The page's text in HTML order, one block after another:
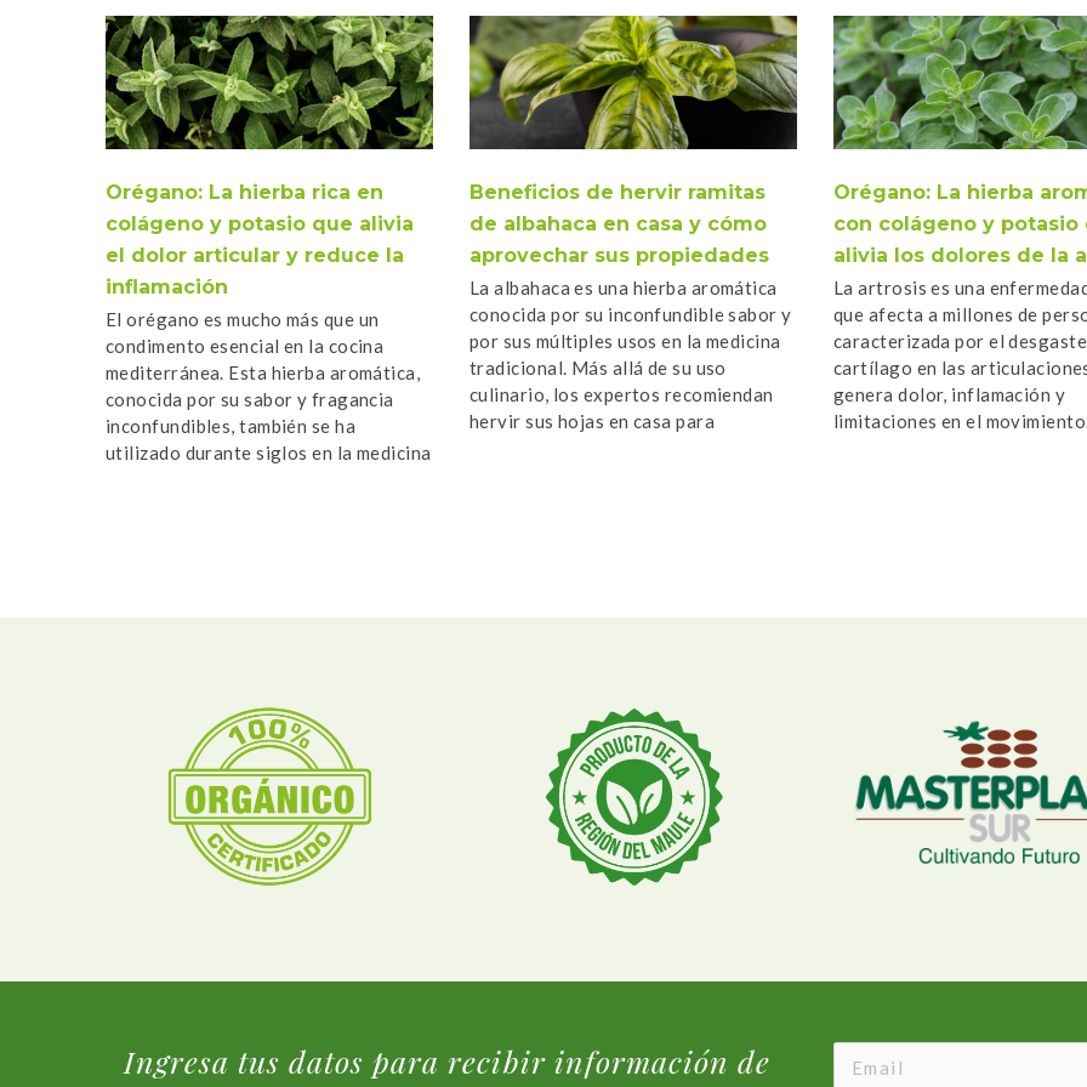
Orégano: La hierba rica en
colágeno y potasio que alivia
el dolor articular y reduce la
inflamación
El orégano es mucho más que un
condimento esencial en la cocina
mediterránea. Esta hierba aromática,
conocida por su sabor y fragancia
inconfundibles, también se ha
utilizado durante siglos en la medicina
Beneficios de hervir ramitas
de albahaca en casa y cómo
aprovechar sus propiedades
La albahaca es una hierba aromática
conocida por su inconfundible sabor y
por sus múltiples usos en la medicina
tradicional. Más allá de su uso
culinario, los expertos recomiendan
hervir sus hojas en casa para
Orégano: La hierba
con colágeno y potasio
alivia los dolores de la
La artrosis es una
que afecta a millones de
caracterizada por el
cartílago en las
genera dolor, inflamación y
limitaciones en el
Ingresa tus datos para recibir información de